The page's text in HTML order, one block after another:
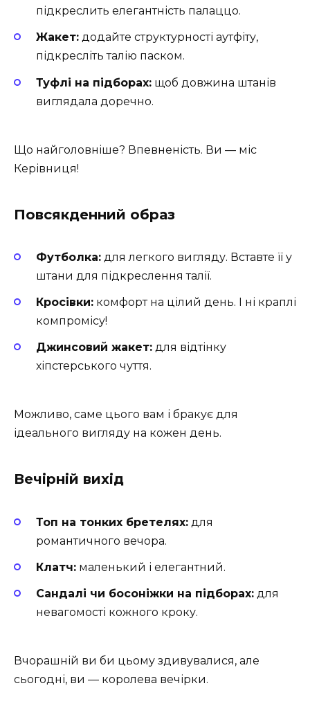
підкреслить елегантність палаццо.
Жакет: додайте структурності аутфіту,
підкресліть талію паском.
Туфлі на підборах: щоб довжина штанів
виглядала доречно.
Що найголовніше? Впевненість. Ви — міс
Керівниця!
Повсякденний образ
Футболка: для легкого вигляду. Вставте її у
штани для підкреслення талії.
Кросівки: комфорт на цілий день. І ні краплі
компромісу!
Джинсовий жакет: для відтінку
хіпстерського чуття.
Можливо, саме цього вам і бракує для
ідеального вигляду на кожен день.
Вечірній вихід
Топ на тонких бретелях: для
романтичного вечора.
Клатч: маленький і елегантний.
Сандалі чи босоніжки на підборах: для
невагомості кожного кроку.
Вчорашній ви би цьому здивувалися, але
сьогодні, ви — королева вечірки.